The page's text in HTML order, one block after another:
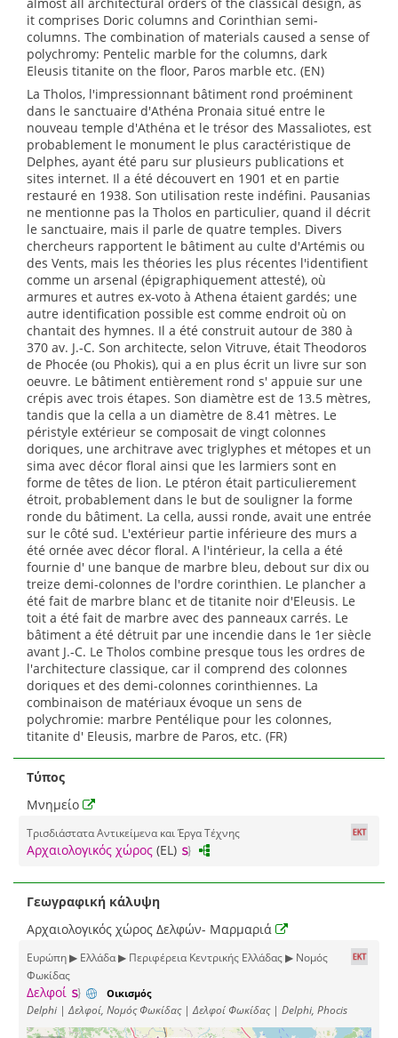
it comprises Doric columns and Corinthian semi-
columns. The combination of materials caused a sense of
polychromy: Pentelic marble for the columns, dark
Eleusis titanite on the floor, Paros marble etc. (EN)
La Tholos, l'impressionnant bâtiment rond proéminent
dans le sanctuaire d'Athéna Pronaia situé entre le
nouveau temple d'Athéna et le trésor des Massaliotes, est
probablement le monument le plus caractéristique de
Delphes, ayant été paru sur plusieurs publications et
sites internet. Il a été découvert en 1901 et en partie
restauré en 1938. Son utilisation reste indéfini. Pausanias
ne mentionne pas la Tholos en particulier, quand il décrit
le sanctuaire, mais il parle de quatre temples. Divers
chercheurs rapportent le bâtiment au culte d'Artémis ou
des Vents, mais les théories les plus récentes l'identifient
comme un arsenal (épigraphiquement attesté), où
armures et autres ex-voto à Athena étaient gardés; une
autre identification possible est comme endroit où on
chantait des hymnes. Il a été construit autour de 380 à
370 av. J.-C. Son architecte, selon Vitruve, était Theodoros
de Phocée (ou Phokis), qui a en plus écrit un livre sur son
oeuvre. Le bâtiment entièrement rond s' appuie sur une
crépis avec trois étapes. Son diamètre est de 13.5 mètres,
tandis que la cella a un diamètre de 8.41 mètres. Le
péristyle extérieur se composait de vingt colonnes
doriques, une architrave avec triglyphes et métopes et un
sima avec décor floral ainsi que les larmiers sont en
forme de têtes de lion. Le ptéron était particulierement
étroit, probablement dans le but de souligner la forme
ronde du bâtiment. La cella, aussi ronde, avait une entrée
sur le côté sud. L'extérieur partie inférieure des murs a
été ornée avec décor floral. A l'intérieur, la cella a été
fournie d' une banque de marbre bleu, debout sur dix ou
treize demi-colonnes de l'ordre corinthien. Le plancher a
été fait de marbre blanc et de titanite noir d'Eleusis. Le
toit a été fait de marbre avec des panneaux carrés. Le
bâtiment a été détruit par une incendie dans le 1er siècle
avant J.-C. Le Tholos combine presque tous les ordres de
l'architecture classique, car il comprend des colonnes
doriques et des demi-colonnes corinthiennes. La
combinaison de matériaux évoque un sens de
polychromie: marbre Pentélique pour les colonnes,
titanite d' Eleusis, marbre de Paros, etc. (FR)
Τύπος
Μνημείο
Τρισδιάστατα Αντικείμενα και Έργα Τέχνης
Αρχαιολογικός χώρος (EL)
Γεωγραφική κάλυψη
Αρχαιολογικός χώρος Δελφών- Μαρμαριά
Ευρώπη ▶ Ελλάδα ▶ Περιφέρεια Κεντρικής Ελλάδας ▶ Νομός
Φωκίδας
Δελφοί Οικισμός
Delphi | Δελφοί, Νομός Φωκίδας | Δελφοί Φωκίδας | Delphi, Phocis